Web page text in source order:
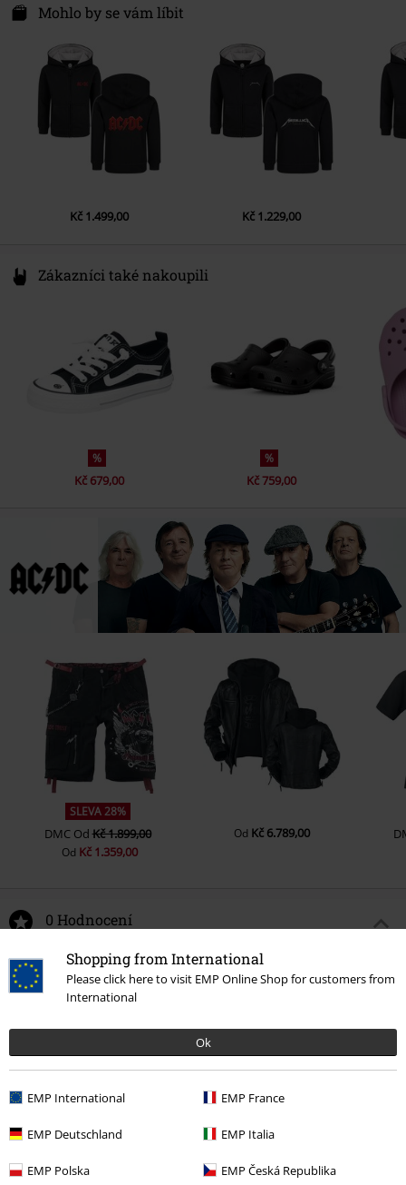
Shopping from International
Please click here to visit EMP Online Shop for customers from
International
Ok
EMP International EMP France
EMP Deutschland EMP Italia
EMP Polska EMP Česká Republika
Am Wallgraben 6-8
40625 Düsseldorf
Germany
www.metal-kids.com
Mohlo by se vám líbit
Kč 1.499,00 Kč 1.229,00
Zákazníci také nakoupili
%
Kč 679,00
%
Kč 759,00
SLEVA 28%
DMC OdKč 1.899,00
Od Kč 1.359,00
Od Kč 6.789,00
0 Hodnocení
Podělte se o váš názor "Metal-Kids - Black Ice".
Napsat hodnocení